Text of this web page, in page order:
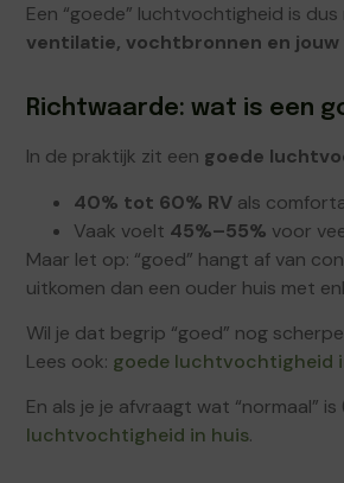
Een “goede” luchtvochtigheid is
ventilatie, vochtbronnen en jouw
Richtwaarde: wat is een
In de praktijk zit een goede
40% tot 60% RV als
Vaak voelt 45%–55% voor
Maar let op: “goed” hangt af van
uitkomen dan een ouder huis met
Wil je dat begrip “goed” nog
Lees ook: goede luchtvochtigheid
En als je je afvraagt wat “normaal”
luchtvochtigheid in huis.